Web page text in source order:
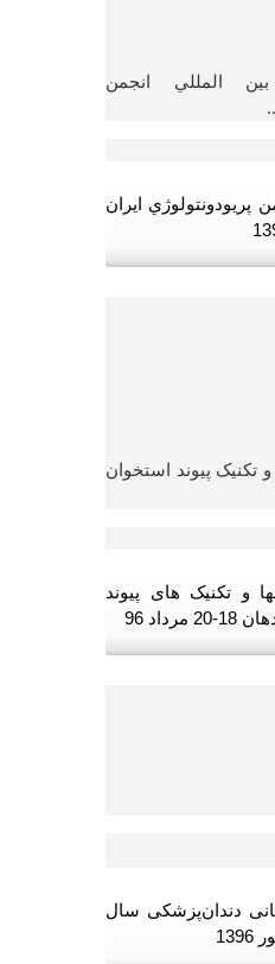
المللي انجمن
پريودونتولوژي ايران
تکنیک پیوند استخوان
و تکنیک های پیوند
96
دندان‌پزشکی سال